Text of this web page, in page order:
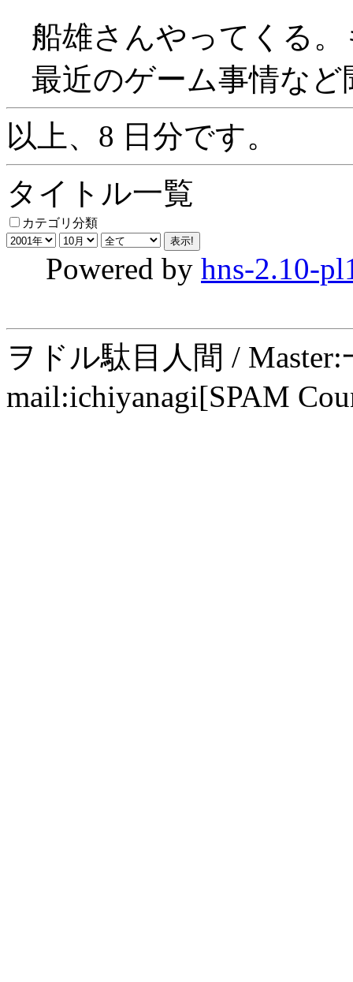
船雄さんやってくる
最近のゲーム事情など
以上、8 日分です。
タイトル一覧
カテゴリ分類
Powered by hns-2.10-
ヲドル駄目人間 /
mail:ichiyanagi[SPAM